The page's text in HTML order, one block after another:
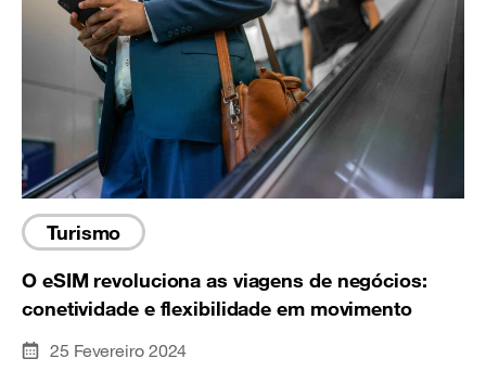
Turismo
O eSIM revoluciona as viagens de negócios:
conetividade e flexibilidade em movimento
25 Fevereiro 2024